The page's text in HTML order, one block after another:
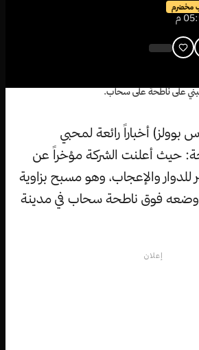
مخضرم
على ناطحة على سحاب.
أخباراً رائعة لمحبي
حيث أعلنت الشركة مؤخراً عن
والإعجاب، وهو مسبح بزاوية
وضعه فوق ناطحة سحاب في مدينة
إعلان